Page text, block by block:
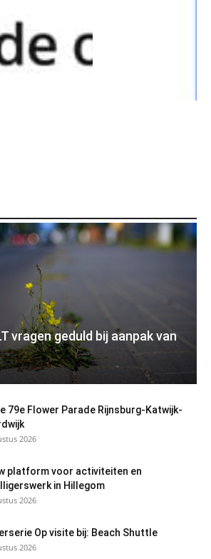
vragen geduld bij aanpak van
79e Flower Parade Rijnsburg-Katwijk-
2026
platform voor activiteiten en
in Hillegom
2026
Op visite bij: Beach Shuttle
2026